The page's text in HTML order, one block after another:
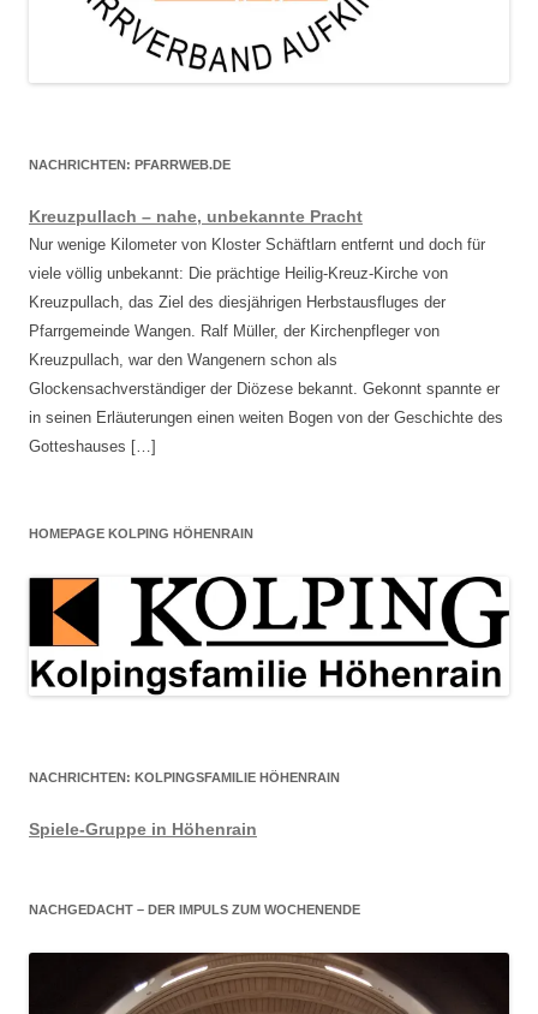
NACHRICHTEN: PFARRWEB.DE
Kreuzpullach – nahe, unbekannte Pracht
Nur wenige Kilometer von Kloster Schäftlarn entfernt und doch für
viele völlig unbekannt: Die prächtige Heilig-Kreuz-Kirche von
Kreuzpullach, das Ziel des diesjährigen Herbstausfluges der
Pfarrgemeinde Wangen. Ralf Müller, der Kirchenpfleger von
Kreuzpullach, war den Wangenern schon als
Glockensachverständiger der Diözese bekannt. Gekonnt spannte er
in seinen Erläuterungen einen weiten Bogen von der Geschichte des
Gotteshauses […]
HOMEPAGE KOLPING HÖHENRAIN
NACHRICHTEN: KOLPINGSFAMILIE HÖHENRAIN
Spiele-Gruppe in Höhenrain
NACHGEDACHT – DER IMPULS ZUM WOCHENENDE